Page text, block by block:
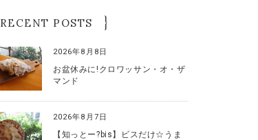
RECENT POSTS
お盆休みに!クロワッサン・オ・ザ
マンド
2026年8月8日
【知っとー?bis】ビスだけ☆うま
2026年8月7日